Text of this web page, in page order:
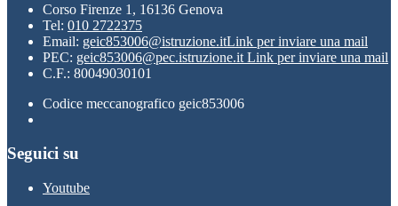
Corso Firenze 1, 16136 Genova
Tel: 010 2722375
Email: geic853006@istruzione.itLink per inviare una mail
PEC: geic853006@pec.istruzione.it Link per inviare una mail
C.F.: 80049030101
Codice meccanografico geic853006
Seguici su
Youtube